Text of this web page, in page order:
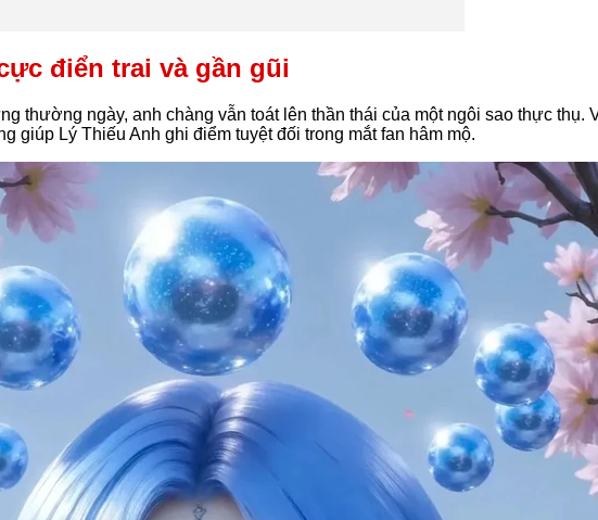
điển trai và gần gũi
thường ngày, anh chàng vẫn toát lên thần thái của một ngôi sao thực thụ.
giúp Lý Thiếu Anh ghi điểm tuyệt đối trong mắt fan hâm mộ.